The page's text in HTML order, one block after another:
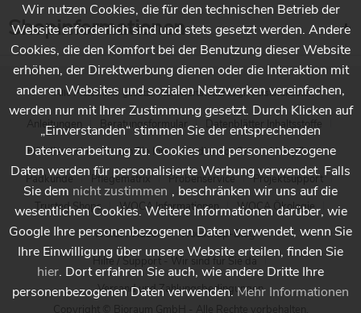
Shopinformationen
* Alle Preise inkl. gesetzl. Mehrwertsteuer zzgl.Versandkosten
Anleitungen Beratungsformular
Datenblätter Inhaltsstoffe
Händlersuche - Finden Sie Ihren Händler vor Ort
Holzpflege
Padkunde
Pflegematrix Probenservice
Projektsupport
Trusted Shops
WOCA Informationen
WOCA Ökologie
WOCA Videos
Wocashop-Blog
Hilfe / Support - Wir sind für Sie da
Versand und Zahlungsbedingungen
Wir nutzen Cookies, die für den technischen Betrieb der
Website erforderlich sind und stets gesetzt werden. Andere
Cookies, die den Komfort bei der Benutzung dieser Website
erhöhen, der Direktwerbung dienen oder die Interaktion mit
anderen Websites und sozialen Netzwerken vereinfachen,
werden nur mit Ihrer Zustimmung gesetzt. Durch Klicken auf
„Einverstanden“ stimmen Sie der entsprechenden
Datenverarbeitung zu. Cookies und personenbezogene
Daten werden für personalisierte Werbung verwendet. Falls
Sie dem nicht zustimmen , beschränken wir uns auf die
wesentlichen Cookies. Weitere Informationen darüber, wie
Google Ihre personenbezogenen Daten verwendet, wenn Sie
Ihre Einwilligung über unsere Website erteilen, finden Sie
hier. Dort erfahren Sie auch, wie andere Dritte Ihre
personenbezogenen Daten verwenden. Mehr Informationen